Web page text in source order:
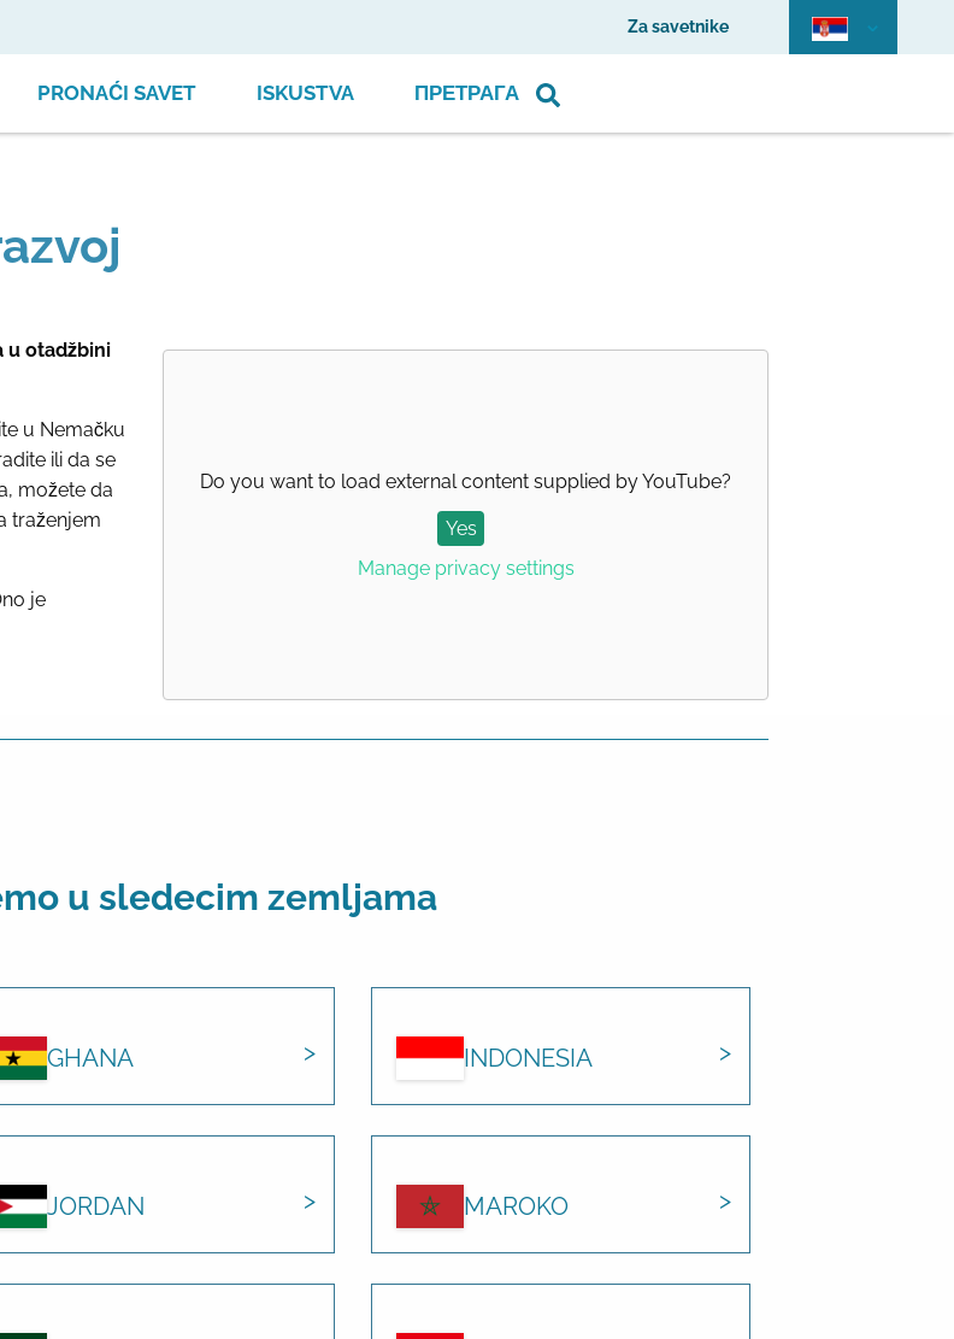
Za savetnike
PRONAĆI SAVET ISKUSTVA ПРЕТРАГА
u otadžbini
u Nemačku
ili da se
možete da
traženjem
je
Do you want to load external content supplied byYouTube?
Yes
Manage privacy settings
u sledecim zemljama
GHANA INDONESIA
JORDAN MAROKO